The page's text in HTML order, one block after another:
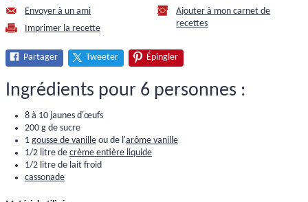
Envoyer à un ami
Imprimer la recette
Ajouter à mon carnet de
recettes
Partager Tweeter Épingler
Ingrédients pour 6 personnes :
8 à 10 jaunes d'œufs
200 g de sucre
1 gousse de vanille ou de l'arôme vanille
1/2 litre de crème entière liquide
1/2 litre de lait froid
cassonade